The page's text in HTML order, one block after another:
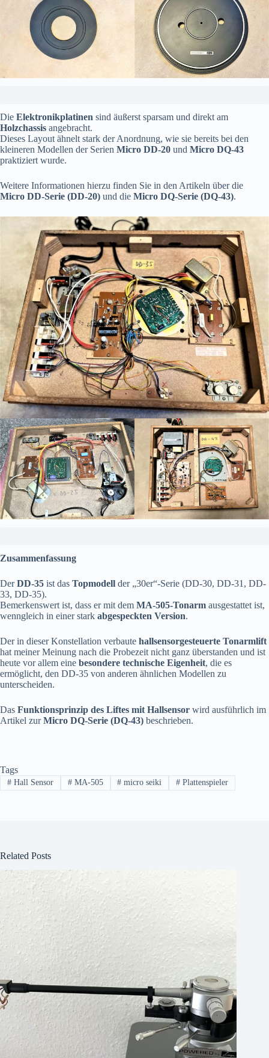
Die Elektronikplatinen sind äußerst sparsam und direkt am
Holzchassis angebracht.
Dieses Layout ähnelt stark der Anordnung, wie sie bereits bei den
kleineren Modellen der Serien Micro DD-20 und Micro DQ-43
praktiziert wurde.
Weitere Informationen hierzu finden Sie in den Artikeln über die
Micro DD-Serie (DD-20) und die Micro DQ-Serie (DQ-43).
Zusammenfassung
DerDD-35 ist das Topmodell der „30er“-Serie (DD-30, DD-31, DD-
33, DD-35).
Bemerkenswert ist, dass er mit dem MA-505-Tonarm ausgestattet ist,
wenngleich in einer stark abgespeckten Version.
Der in dieser Konstellation verbaute hallsensorgesteuerte Tonarmlift
hat meiner Meinung nach die Probezeit nicht ganz überstanden und ist
heute vor allem eine besondere technische Eigenheit, die es
ermöglicht, den DD-35 von anderen ähnlichen Modellen zu
unterscheiden.
Das Funktionsprinzip des Liftes mit Hallsensor wird ausführlich im
Artikel zurMicro DQ-Serie (DQ-43) beschrieben.
Tags
#Hall Sensor #MA-505 # micro seiki # Plattenspieler
Related Posts